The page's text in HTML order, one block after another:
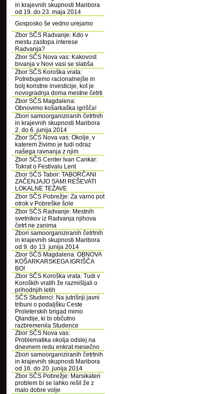
in krajevnih skupnosti Maribora
od 19. do 23. maja 2014
Gosposko še vedno urejamo
Zbor SČS Radvanje: Kdo v
mestu zastopa interese
Radvanja?
Zbor SČS Nova vas: Kakovost
bivanja v Novi vasi se slabša
Zbor SČS Koroška vrata:
Potrebujemo racionalnejše in
bolj koristne investicije, kot je
novogradnja doma mestne četrti
Zbor SČS Magdalena:
Obnovimo košarkaška igrišča!
Zbori samoorganiziranih četrtnih
in krajevnih skupnosti Maribora
2. do 6. junija 2014
Zbor SČS Nova vas: Okolje, v
katerem živimo je tudi odraz
našega ravnanja z njim
Zbor SČS Center Ivan Cankar:
Tokrat o Festivalu Lent
Zbor SČS Tabor: TABORČANI
ZAČENJAJO SAMI REŠEVATI
LOKALNE TEŽAVE
Zbor SČS Pobrežje: Za varno pot
otrok v Pobreške šole
Zbor SČS Radvanje: Mestnih
svetnikov iz Radvanja njihova
četrt ne zanima
Zbori samoorganiziranih četrtnih
in krajevnih skupnosti Maribora
od 9. do 13. junija 2014
Zbor SČS Magdalena: OBNOVA
KOŠARKARSKEGA IGRIŠČA
BO!
Zbor SČS Koroška vrata: Tudi v
Koroških vratih že razmišljali o
prihodnjih letih
SČS Studenci: Na jutrišnji javni
tribuni o podaljšku Ceste
Proleterskih brigad mimo
Qlandije, ki bi občutno
razbremenila Studence
Zbor SČS Nova vas:
Problematika okolja odslej na
dnevnem redu enkrat mesečno
Zbori samoorganiziranih četrtnih
in krajevnih skupnosti Maribora
od 16. do 20. junija 2014
Zbor SČS Pobrežje: Marsikateri
problem bi se lahko rešil že z
malo dobre volje